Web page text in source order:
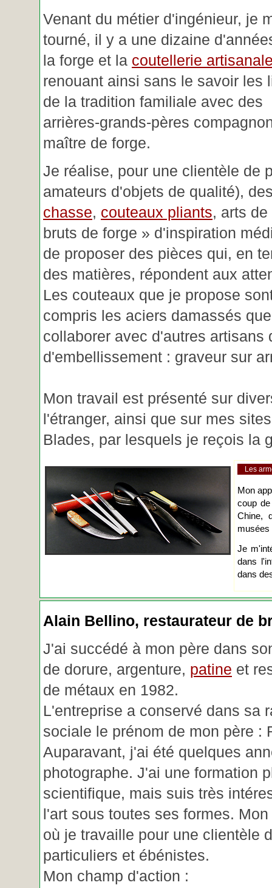
Venant du métier d'ingénieur, je
tourné, il y a une dizaine
la forge et la coutellerie
renouant ainsi sans le savoir les
de la tradition familiale avec des
arrières-grands-pères
maître de forge.
Je réalise, pour une clientèle de
amateurs d'objets de qualité),
chasse, couteaux pliants, arts
bruts de forge » d'inspiration
de proposer des pièces qui, en
des matières, répondent aux
Les couteaux que je propose
compris les aciers damassés
collaborer avec d'autres artisans
d'embellissement : graveur sur
Mon travail est présenté sur
l'étranger, ainsi que sur mes
Blades, par lesquels je reçois la
Les
Mon
coup
Chine,
musées
Je
dans
dans
Alain Bellino, restaurateur de
J'ai succédé à mon père dans
de dorure, argenture, patine et
de métaux en 1982.
L'entreprise a conservé dans sa
sociale le prénom de mon père :
Auparavant, j'ai été quelques
photographe. J'ai une formation
scientifique, mais suis très
l'art sous toutes ses formes.
où je travaille pour une clientèle
particuliers et ébénistes.
Mon champ d'action :